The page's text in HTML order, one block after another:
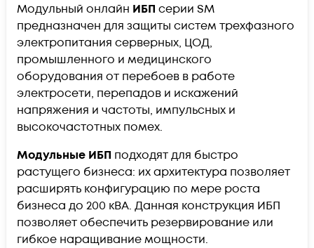
Модульный онлайн ИБП серии SM
предназначен для защиты систем трехфазного
электропитания серверных, ЦОД,
промышленного и медицинского
оборудования от перебоев в работе
электросети, перепадов и искажений
напряжения и частоты, импульсных и
высокочастотных помех.
Модульные ИБП подходят для быстро
растущего бизнеса: их архитектура позволяет
расширять конфигурацию по мере роста
бизнеса до 200 кВА. Данная конструкция ИБП
позволяет обеспечить резервирование или
гибкое наращивание мощности.